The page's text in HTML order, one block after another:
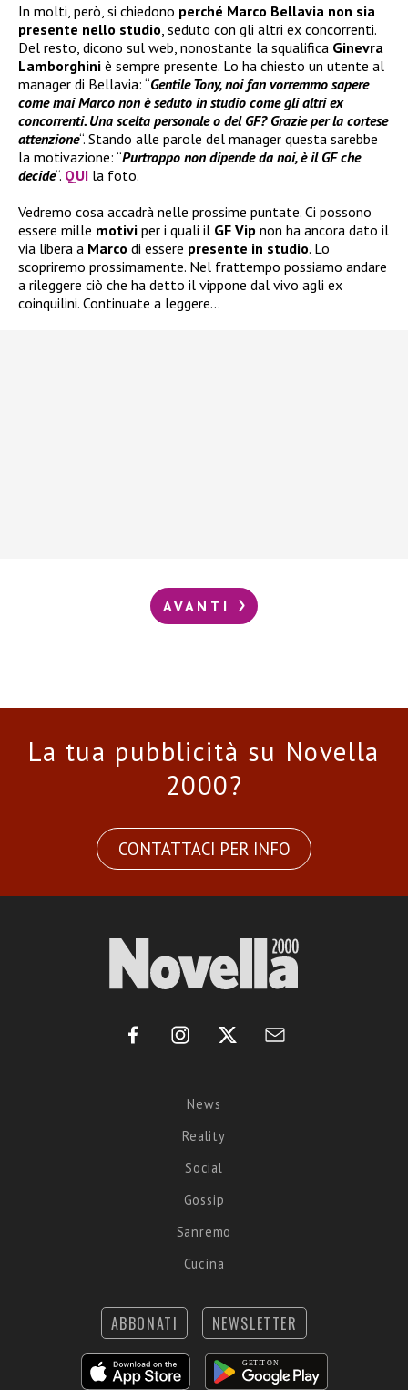
In molti, però, si chiedono perché Marco Bellavia non sia
presente nello studio , seduto con gli altri ex concorrenti.
Del resto, dicono sul web, nonostante la squalifica Ginevra
Lamborghini è sempre presente. Lo ha chiesto un utente al
manager di Bellavia: “Gentile Tony, noi fan vorremmo sapere
come mai Marco non è seduto in studio come gli altri ex
concorrenti. Una scelta personale o del GF? Grazie per la cortese
attenzione“. Stando alle parole del manager questa sarebbe
la motivazione: “Purtroppo non dipende da noi, è il GF che
decide“. QUI la foto.
Vedremo cosa accadrà nelle prossime puntate. Ci possono
essere mille motivi per i quali il GF Vip non ha ancora dato il
via libera a Marco di essere presente in studio. Lo
scopriremo prossimamente. Nel frattempo possiamo andare
a rileggere ciò che ha detto il vippone dal vivo agli ex
coinquilini. Continuate a leggere…
AVANTI
La tua pubblicità su Novella
2000?
CONTATTACI PER INFO
News
Reality
Social
Gossip
Sanremo
Cucina
ABBONATI NEWSLETTER